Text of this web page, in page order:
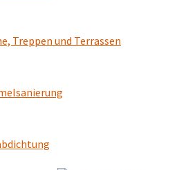
Treppen und Terrassen